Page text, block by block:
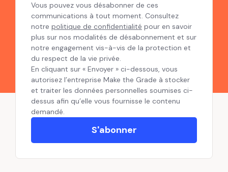
Vous pouvez vous désabonner de ces
communications à tout moment. Consultez
notre politique de confidentialité pour en savoir
plus sur nos modalités de désabonnement et sur
notre engagement vis-à-vis de la protection et
du respect de la vie privée.
En cliquant sur « Envoyer » ci-dessous, vous
autorisez l’entreprise Make the Grade à stocker
et traiter les données personnelles soumises ci-
dessus afin qu’elle vous fournisse le contenu
demandé.